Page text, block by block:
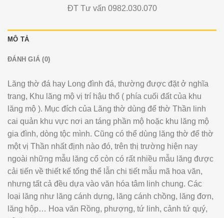
ĐT Tư vấn 0982.030.070
MÔ TẢ
ĐÁNH GIÁ (0)
Lăng thờ đá hay Long đình đá, thường được đặt ở nghĩa
trang, Khu lăng mộ vị trí hậu thổ ( phía cuối đất của khu
lăng mộ ). Mục đích của Lăng thờ dùng để thờ Thần linh
cai quản khu vực nơi an táng phần mộ hoặc khu lăng mộ
gia đình, dòng tộc mình. Cũng có thể dùng lăng thờ để thờ
một vị Thần nhất định nào đó, trên thị trường hiện nay
ngoài những mẫu lăng cổ còn có rất nhiều mẫu lăng được
cải tiến về thiết kế tổng thể lẫn chi tiết mẫu mã hoa văn,
nhưng tất cả đều dựa vào văn hóa tâm linh chung. Các
loại lăng như lăng cánh dựng, lăng cánh chồng, lăng đơn,
lăng hộp… Hoa văn Rồng, phượng, tứ linh, cảnh tứ quý,